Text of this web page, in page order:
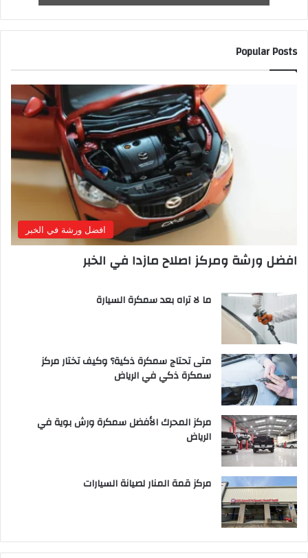
Popular Posts
افضل ورشة في الخبر
افضل ورشة ومركز اصلاح مازدا في الخبر
ما لا تراه بعد سمكرة السيارة
متى تحتاج سمكرة ذكية؟ وكيف تختار مركز
سمكرة ذكي في الرياض
مركز المحرك الأفضل سمكرة ورش بوية في
الرياض
مركز قمة المنار لصيانة السيارات